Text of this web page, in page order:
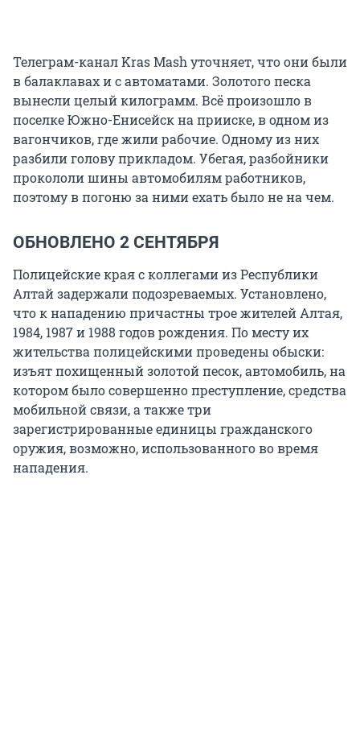
Телеграм-канал Kras Mash уточняет, что они были
в балаклавах и с автоматами. Золотого песка
вынесли целый килограмм. Всё произошло в
поселке Южно-Енисейск на прииске, в одном из
вагончиков, где жили рабочие. Одному из них
разбили голову прикладом. Убегая, разбойники
прокололи шины автомобилям работников,
поэтому в погоню за ними ехать было не на чем.
ОБНОВЛЕНО 2 СЕНТЯБРЯ
Полицейские края с коллегами из Республики
Алтай задержали подозреваемых. Установлено,
что к нападению причастны трое жителей Алтая,
1984, 1987 и 1988 годов рождения. По месту их
жительства полицейскими проведены обыски:
изъят похищенный золотой песок, автомобиль, на
котором было совершенно преступление, средства
мобильной связи, а также три
зарегистрированные единицы гражданского
оружия, возможно, использованного во время
нападения.